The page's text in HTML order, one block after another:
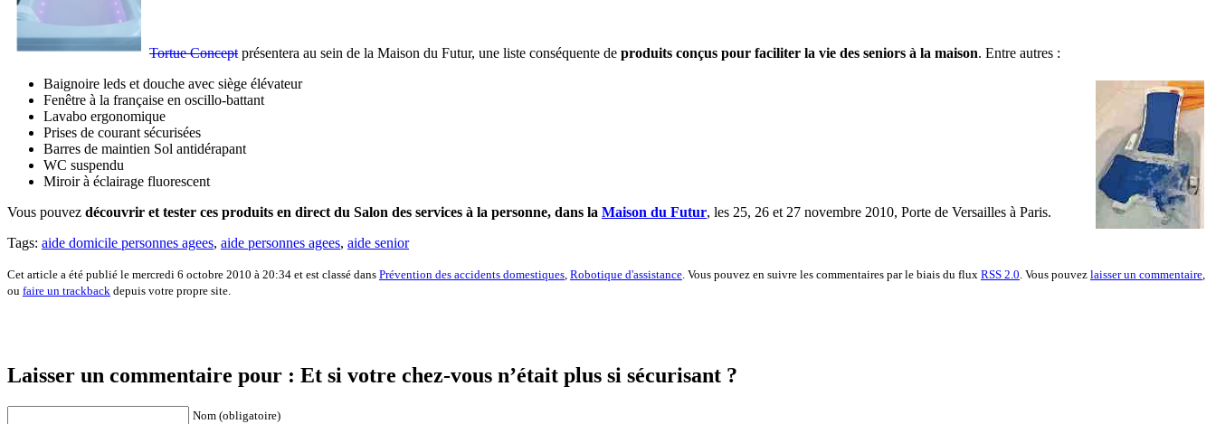
Tortue Concept présentera au sein de la Maison du Futur, une liste conséquente de produits conçus pour faciliter la vie des seniors à la maison. Entre autres :
Baignoire leds et douche avec siège élévateur
Fenêtre à la française en oscillo-battant
Lavabo ergonomique
Prises de courant sécurisées
Barres de maintien Sol antidérapant
WC suspendu
Miroir à éclairage fluorescent
Vous pouvez découvrir et tester ces produits en direct du Salon des services à la personne, dans la Maison du Futur, les 25, 26 et 27 novembre 2010, Porte de Versailles à Paris.
Tags: aide domicile personnes agees, aide personnes agees, aide senior
Cet article a été publié le mercredi 6 octobre 2010 à 20:34 et est classé dans Prévention des accidents domestiques Robotique d'assistance . Vous pouvez en suivre les commentaires par le biais du flux RSS 2.0 . Vous pouvez laisser un commentaire
ou faire un trackback depuis votre propre site.
Laisser un commentaire pour : Et si votre chez-vous n’était plus si sécurisant ?
Nom (obligatoire)